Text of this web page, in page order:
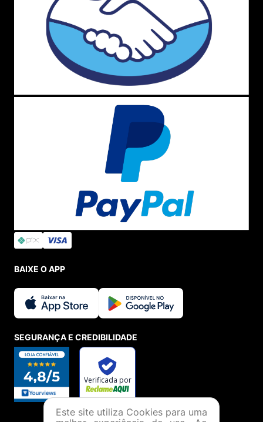
BAIXE O APP
SEGURANÇA E CREDIBILIDADE
Este site utiliza Cookies para uma